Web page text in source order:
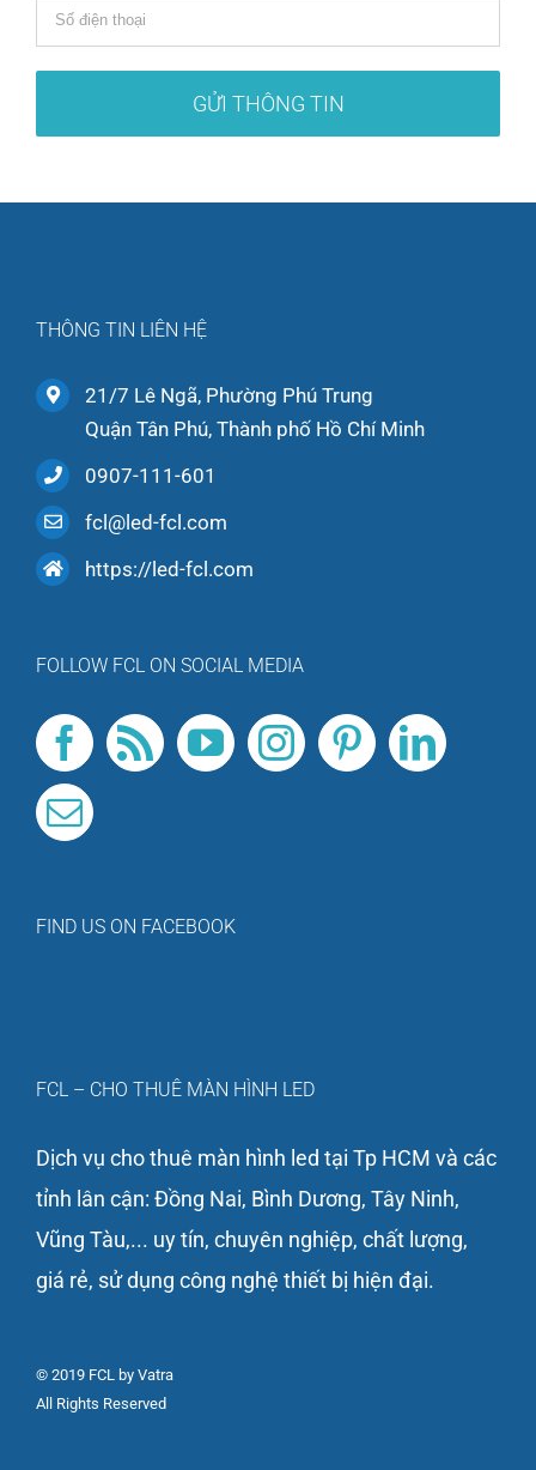
THÔNG TIN LIÊN HỆ
21/7 Lê Ngã, Phường Phú Trung
Quận Tân Phú, Thành phố Hồ Chí Minh
0907-111-601
fcl@led-fcl.com
https://led-fcl.com
FOLLOW FCL ON SOCIAL MEDIA
FIND US ON FACEBOOK
FCL – CHO THUÊ MÀN HÌNH LED
Dịch vụ cho thuê màn hình led tại Tp HCM và các
tỉnh lân cận: Đồng Nai, Bình Dương, Tây Ninh,
Vũng Tàu,... uy tín, chuyên nghiệp, chất lượng,
giá rẻ, sử dụng công nghệ thiết bị hiện đại.
© 2019 FCL by Vatra
All Rights Reserved